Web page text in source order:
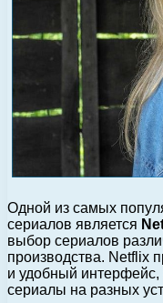
Одной из самых
сериалов является
выбор сериалов
производства. Netflix
и удобный интерфейс,
сериалы на разных